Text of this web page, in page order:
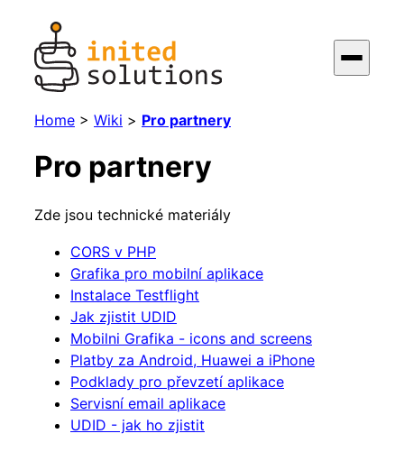
Home > Wiki > Pro partnery
Pro partnery
Zde jsou technické materiály
CORS v PHP
Grafika pro mobilní aplikace
Instalace Testflight
Jak zjistit UDID
Mobilni Grafika - icons and screens
Platby za Android, Huawei a iPhone
Podklady pro převzetí aplikace
Servisní email aplikace
UDID - jak ho zjistit